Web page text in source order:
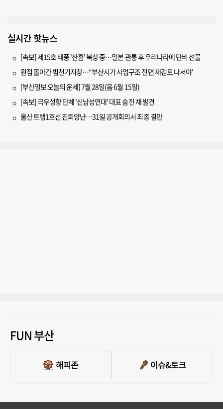
실시간 핫뉴스
[속보] 제15호 태풍 '찬홈' 북상 중…일본 관통 후 우리나라에 단비 선물
원점 돌아간 범천기지창…“부산시가 사업구조 전면 재검토 나서야'
[부산일보 오늘의 운세] 7월 28일(음 6월 15일)
[속보] 극우성향 단체 '신남성연대' 대표 숨진 채 발견
울산 트램1호선 진퇴양난…31일 공개회의서 최종 결판
FUN 부산